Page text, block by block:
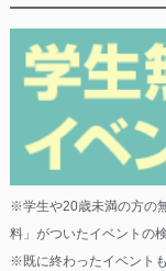
※学生や20歳未満の方の
料」がついたイベントの
※既に終わったイベントも